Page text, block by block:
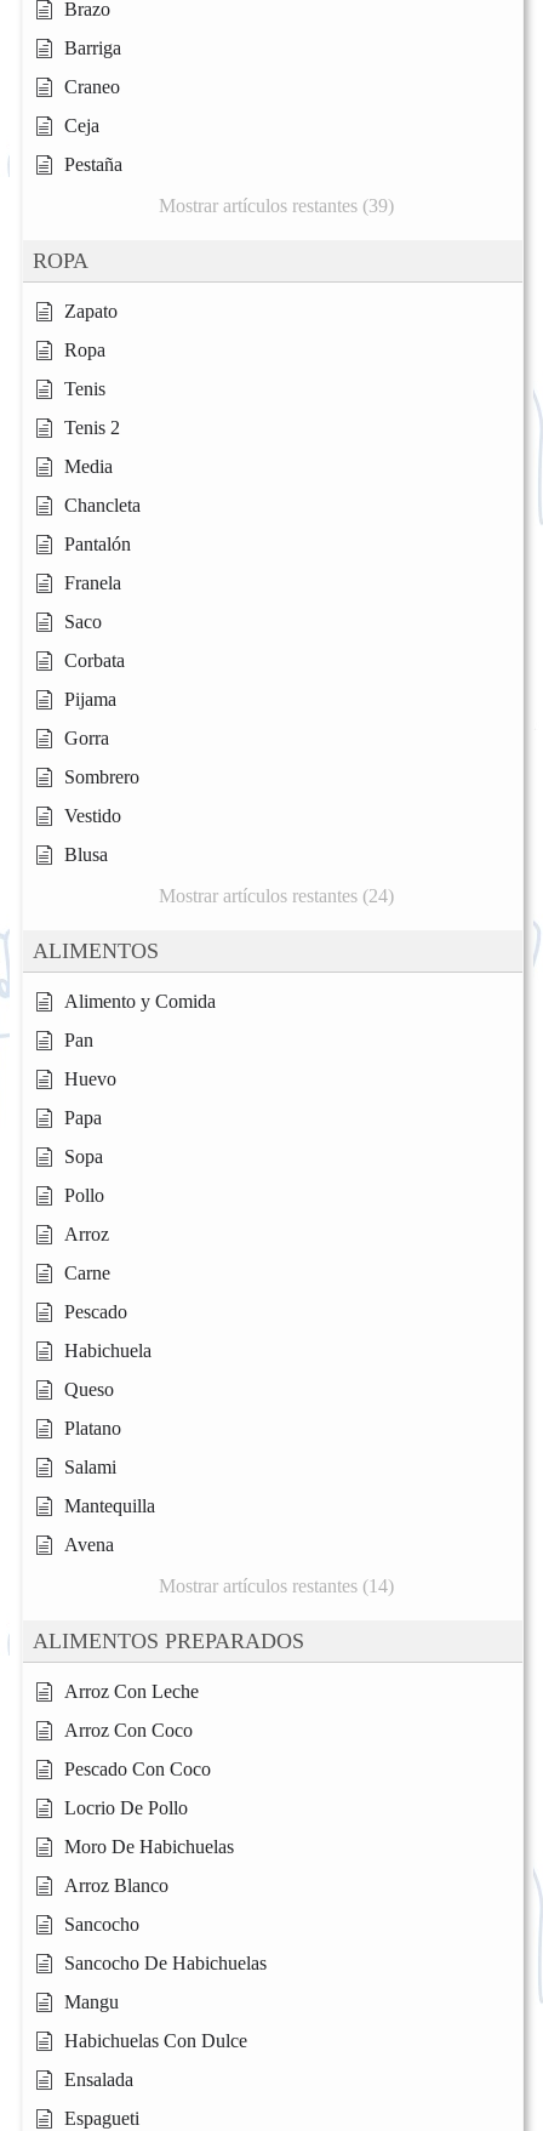
Brazo
Barriga
Craneo
Ceja
Pestaña
Mostrar artículos restantes (39)
ROPA
Zapato
Ropa
Tenis
Tenis 2
Media
Chancleta
Pantalón
Franela
Saco
Corbata
Pijama
Gorra
Sombrero
Vestido
Blusa
Mostrar artículos restantes (24)
ALIMENTOS
Alimento y Comida
Pan
Huevo
Papa
Sopa
Pollo
Arroz
Carne
Pescado
Habichuela
Queso
Platano
Salami
Mantequilla
Avena
Mostrar artículos restantes (14)
ALIMENTOS PREPARADOS
Arroz Con Leche
Arroz Con Coco
Pescado Con Coco
Locrio De Pollo
Moro De Habichuelas
Arroz Blanco
Sancocho
Sancocho De Habichuelas
Mangu
Habichuelas Con Dulce
Ensalada
Espagueti